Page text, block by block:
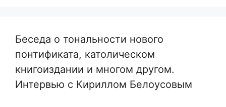
Беседа о тональности нового
понтификата, католическом
книгоиздании и многом другом.
Интервью с Кириллом Белоусовым